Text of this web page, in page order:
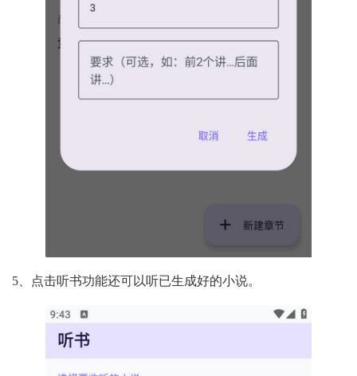
5、点击听书功能还可以听已生成好的小说。